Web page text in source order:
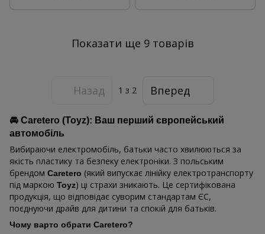
Показати ще 9 товарів
Назад 1 з 2 Вперед
🚘 Caretero (Toyz): Ваш перший європейський
автомобіль
Вибираючи електромобіль, батьки часто хвилюються за
якість пластику та безпеку електроніки. З польським
брендом Caretero (який випускає лінійку електротранспорту
під маркою Toyz) ці страхи зникають. Це сертифікована
продукція, що відповідає суворим стандартам ЄС,
поєднуючи драйв для дитини та спокій для батьків.
Чому варто обрати Caretero?